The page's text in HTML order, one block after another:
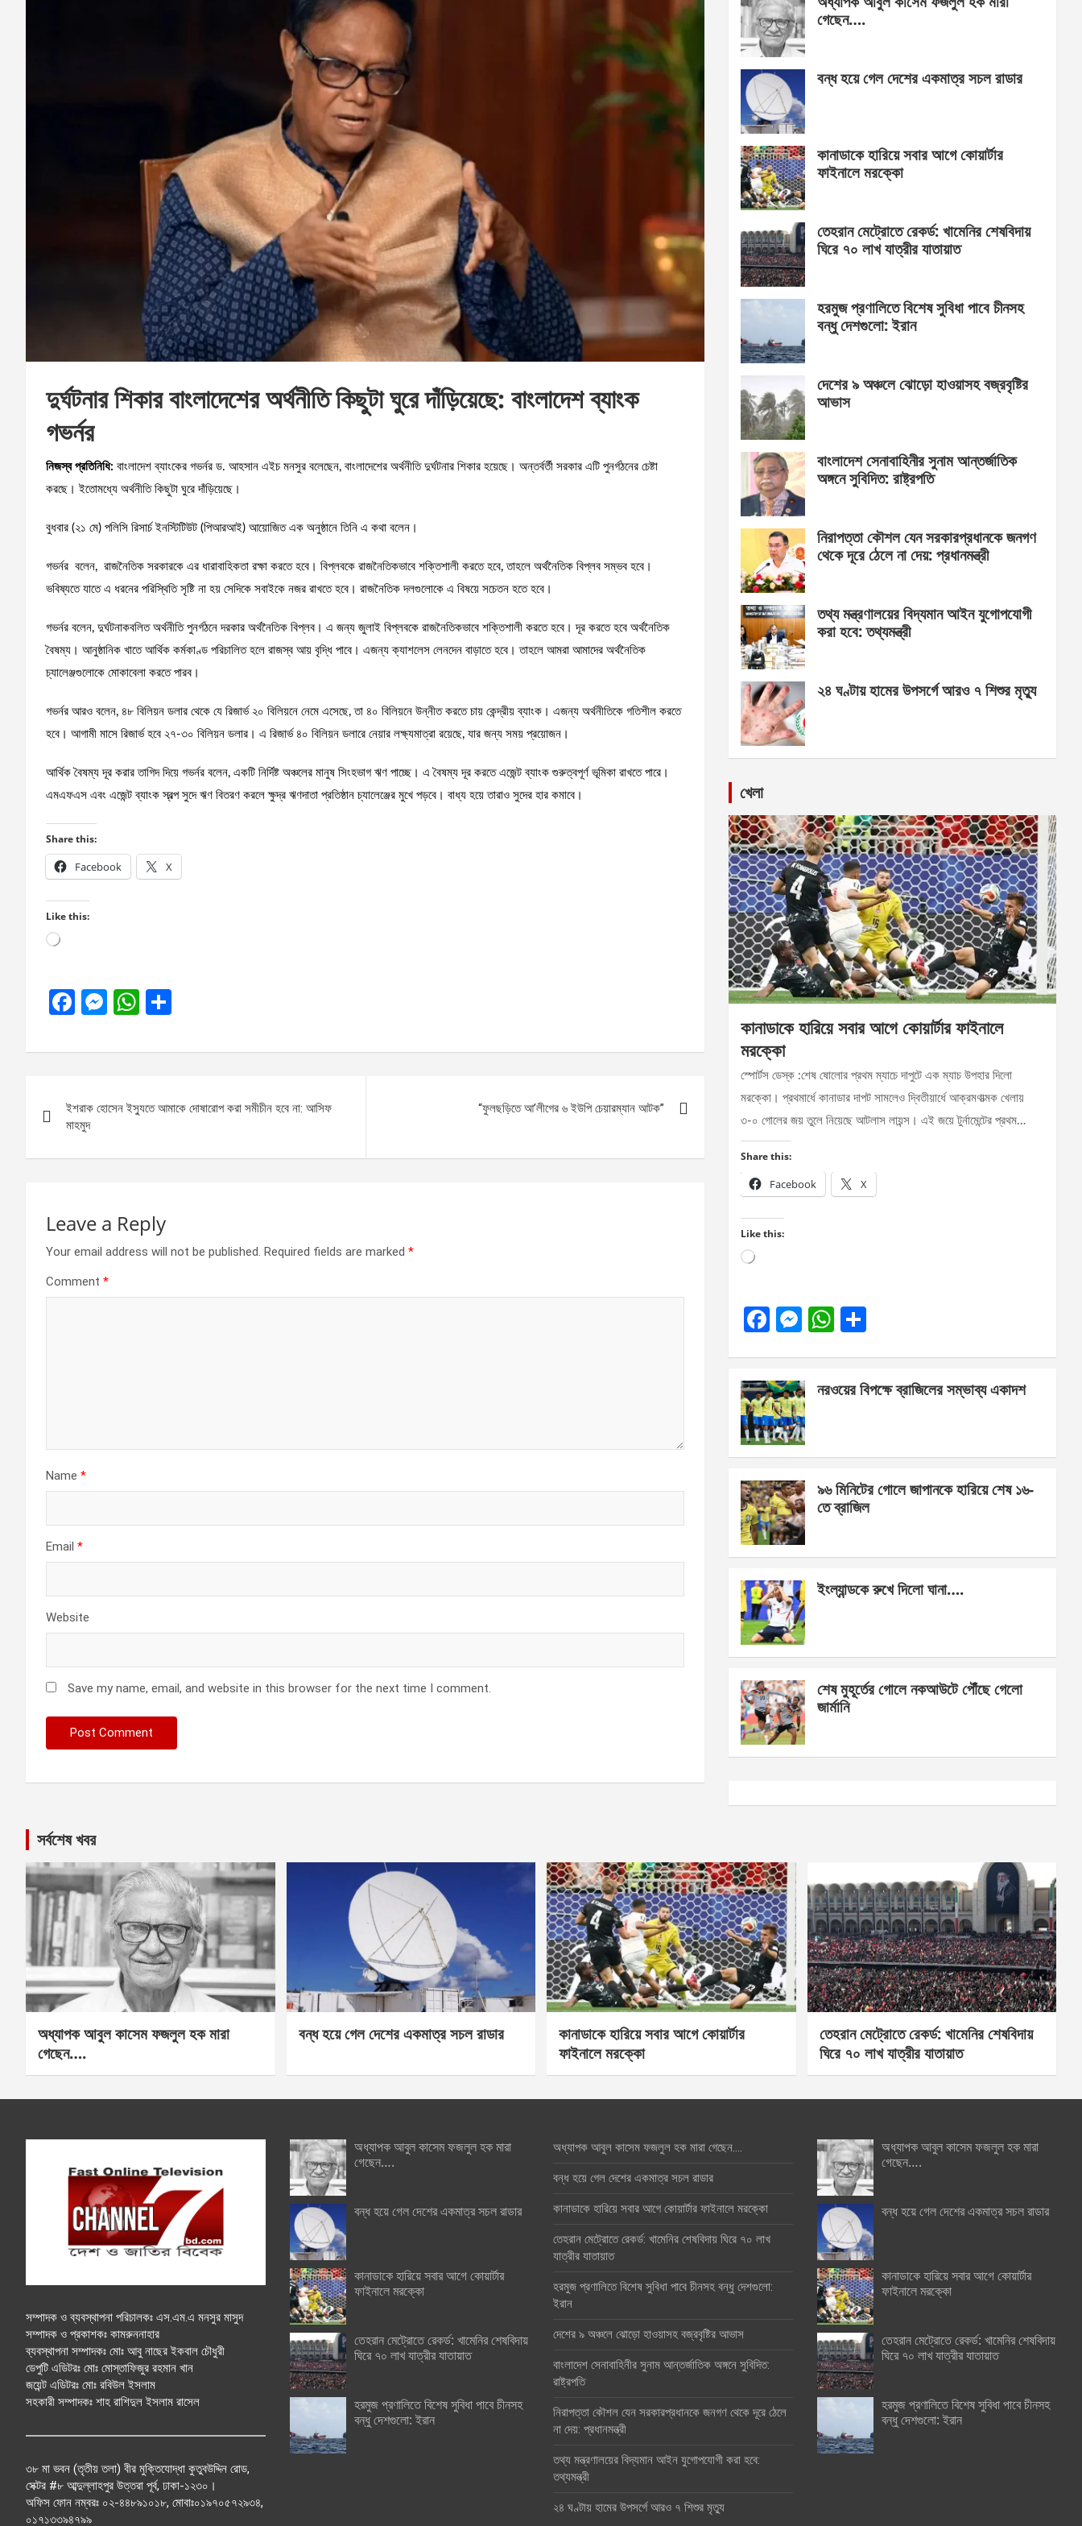
দুর্ঘটনার শিকার বাংলাদেশের অর্থনীতি কিছুটা ঘুরে দাঁড়িয়েছে: বাংলাদেশ ব্যাংক
গভর্নর
নিজস্ব প্রতিনিধি: বাংলাদেশ ব্যাংকের গভর্নর ড. আহসান এইচ মনসুর বলেছেন, বাংলাদেশের অর্থনীতি দুর্ঘটনার শিকার হয়েছে। অন্তর্বর্তী সরকার এটি পুনর্গঠনের চেষ্টা
করছে। ইতোমধ্যে অর্থনীতি কিছুটা ঘুরে দাঁড়িয়েছে।
বুধবার (২১ মে) পলিসি রিসার্চ ইনস্টিটিউট (পিআরআই) আয়োজিত এক অনুষ্ঠানে তিনি এ কথা বলেন।
গভর্নর বলেন, রাজনৈতিক সরকারকে এর ধারাবাহিকতা রক্ষা করতে হবে। বিপ্লবকে রাজনৈতিকভাবে শক্তিশালী করতে হবে, তাহলে অর্থনৈতিক বিপ্লব সম্ভব হবে।
ভবিষ্যতে যাতে এ ধরনের পরিস্থিতি সৃষ্টি না হয় সেদিকে সবাইকে নজর রাখতে হবে। রাজনৈতিক দলগুলোকে এ বিষয়ে সচেতন হতে হবে।
গভর্নর বলেন, দুর্ঘটনাকবলিত অর্থনীতি পুনর্গঠনে দরকার অর্থনৈতিক বিপ্লব। এ জন্য জুলাই বিপ্লবকে রাজনৈতিকভাবে শক্তিশালী করতে হবে। দূর করতে হবে অর্থনৈতিক
বৈষম্য। আনুষ্ঠানিক খাতে আর্থিক কর্মকাণ্ড পরিচালিত হলে রাজস্ব আয় বৃদ্ধি পাবে। এজন্য ক্যাশলেস লেনদেন বাড়াতে হবে। তাহলে আমরা আমাদের অর্থনৈতিক
চ্যালেঞ্জগুলোকে মোকাবেলা করতে পারব।
গভর্নর আরও বলেন, ৪৮ বিলিয়ন ডলার থেকে যে রিজার্ভ ২০ বিলিয়নে নেমে এসেছে, তা ৪০ বিলিয়নে উন্নীত করতে চায় কেন্দ্রীয় ব্যাংক। এজন্য অর্থনীতিকে গতিশীল করতে
হবে। আগামী মাসে রিজার্ভ হবে ২৭-৩০ বিলিয়ন ডলার। এ রিজার্ভ ৪০ বিলিয়ন ডলারে নেয়ার লক্ষ্যমাত্রা রয়েছে, যার জন্য সময় প্রয়োজন।
আর্থিক বৈষম্য দূর করার তাগিদ দিয়ে গভর্নর বলেন, একটি নির্দিষ্ট অঞ্চলের মানুষ সিংহভাগ ঋণ পাচ্ছে। এ বৈষম্য দূর করতে এজেন্ট ব্যাংক গুরুত্বপূর্ণ ভূমিকা রাখতে পারে।
এমএফএস এবং এজেন্ট ব্যাংক স্বল্প সুদে ঋণ বিতরণ করলে ক্ষুদ্র ঋণদাতা প্রতিষ্ঠান চ্যালেঞ্জের মুখে পড়বে। বাধ্য হয়ে তারাও সুদের হার কমাবে।
Share this:
Facebook X
Like this:
Loading…
F
ce
o
o
k
M
se
g
W
at
A
p
ar
navigation
ইশরাক হোসেন ইস্যুতে আমাকে দোষারোপ করা সমীচীন হবে না: আসিফ
মাহমুদ
“ফুলছড়িতে আ’লীগের ৬ ইউপি চেয়ারম্যান আটক”
Leave a Reply
Your email address will not be published. Required fields are marked *
Comment *
Name *
Email *
Website
Save my name, email, and website in this browser for the next time I comment.
গেছেন….
বন্ধ হয়ে গেল দেশের একমাত্র সচল রাডার
কানাডাকে হারিয়ে সবার আগে কোয়ার্টার
ফাইনালে মরক্কো
তেহরান মেট্রোতে রেকর্ড: খামেনির শেষবিদায়
ঘিরে ৭০ লাখ যাত্রীর যাতায়াত
হরমুজ প্রণালিতে বিশেষ সুবিধা পাবে চীনসহ
বন্ধু দেশগুলো: ইরান
দেশের ৯ অঞ্চলে ঝোড়ো হাওয়াসহ বজ্রবৃষ্টির
আভাস
বাংলাদেশ সেনাবাহিনীর সুনাম আন্তর্জাতিক
অঙ্গনে সুবিদিত: রাষ্ট্রপতি
নিরাপত্তা কৌশল যেন সরকারপ্রধানকে জনগণ
থেকে দূরে ঠেলে না দেয়: প্রধানমন্ত্রী
তথ্য মন্ত্রণালয়ের বিদ্যমান আইন যুগোপযোগী
করা হবে: তথ্যমন্ত্রী
২৪ ঘণ্টায় হামের উপসর্গে আরও ৭ শিশুর মৃত্যু
খেলা
কানাডাকে হারিয়ে সবার আগে কোয়ার্টার ফাইনালে
মরক্কো
স্পোর্টস ডেস্ক :শেষ ষোলোর প্রথম ম্যাচে দাপুটে এক ম্যাচ উপহার দিলো
মরক্কো। প্রথমার্ধে কানাডার দাপট সামলেও দ্বিতীয়ার্ধে আক্রমণাত্মক খেলায়
৩-০ গোলের জয় তুলে নিয়েছে আটলাস লায়ন্স। এই জয়ে টুর্নামেন্টের প্রথম…
Share this:
Facebook X
Like this:
Loading…
F
b
o
o
k
M
n
g
er
W
s
p
e
নরওয়ের বিপক্ষে ব্রাজিলের সম্ভাব্য একাদশ
৯৬ মিনিটের গোলে জাপানকে হারিয়ে শেষ ১৬-
তে ব্রাজিল
ইংল্যান্ডকে রুখে দিলো ঘানা….
শেষ মুহূর্তের গোলে নকআউটে পৌঁছে গেলো
জার্মানি
সর্বশেষ খবর
অধ্যাপক আবুল কাসেম ফজলুল হক মারা
গেছেন….
বন্ধ হয়ে গেল দেশের একমাত্র সচল রাডার
কানাডাকে হারিয়ে সবার আগে কোয়ার্টার
ফাইনালে মরক্কো
তেহরান মেট্রোতে রেকর্ড: খামেনির শেষবিদায়
ঘিরে ৭০ লাখ যাত্রীর যাতায়াত
সম্পাদক ও ব্যবস্থাপনা পরিচালকঃ এস.এম.এ মনসুর মাসুদ
সম্পাদক ও প্রকাশকঃ কামরুননাহার
ব্যবস্থাপনা সম্পাদকঃ মোঃ আবু নাছের ইকবাল চৌধুরী
ডেপুটি এডিটরঃ মোঃ মোস্তাফিজুর রহমান খান
জয়েন্ট এডিটরঃ মোঃ রবিউল ইসলাম
সহকারী সম্পাদকঃ শাহ রাশিদুল ইসলাম রাসেল
৩৮ মা ভবন (তৃতীয় তলা) বীর মুক্তিযোদ্ধা কুতুবউদ্দিন রোড,
সেক্টর #৮ আব্দুল্লাহপুর উত্তরা পূর্ব, ঢাকা-১২৩০।
অফিস ফোন নম্বরঃ ০২-৪৪৮৯১০১৮, মোবাঃ০১৯৭০৫৭২৯৩৪,
০১৭১৩৩৯৪৭৯৯
অধ্যাপক আবুল কাসেম ফজলুল হক মারা
গেছেন….
বন্ধ হয়ে গেল দেশের একমাত্র সচল রাডার
কানাডাকে হারিয়ে সবার আগে কোয়ার্টার
ফাইনালে মরক্কো
তেহরান মেট্রোতে রেকর্ড: খামেনির শেষবিদায়
ঘিরে ৭০ লাখ যাত্রীর যাতায়াত
হরমুজ প্রণালিতে বিশেষ সুবিধা পাবে চীনসহ
বন্ধু দেশগুলো: ইরান
অধ্যাপক আবুল কাসেম ফজলুল হক মারা গেছেন….
বন্ধ হয়ে গেল দেশের একমাত্র সচল রাডার
কানাডাকে হারিয়ে সবার আগে কোয়ার্টার ফাইনালে মরক্কো
তেহরান মেট্রোতে রেকর্ড: খামেনির শেষবিদায় ঘিরে ৭০ লাখ
যাত্রীর যাতায়াত
হরমুজ প্রণালিতে বিশেষ সুবিধা পাবে চীনসহ বন্ধু দেশগুলো:
ইরান
দেশের ৯ অঞ্চলে ঝোড়ো হাওয়াসহ বজ্রবৃষ্টির আভাস
বাংলাদেশ সেনাবাহিনীর সুনাম আন্তর্জাতিক অঙ্গনে সুবিদিত:
রাষ্ট্রপতি
নিরাপত্তা কৌশল যেন সরকারপ্রধানকে জনগণ থেকে দূরে ঠেলে
না দেয়: প্রধানমন্ত্রী
তথ্য মন্ত্রণালয়ের বিদ্যমান আইন যুগোপযোগী করা হবে:
তথ্যমন্ত্রী
২৪ ঘণ্টায় হামের উপসর্গে আরও ৭ শিশুর মৃত্যু
অধ্যাপক আবুল কাসেম ফজলুল হক মারা
গেছেন….
বন্ধ হয়ে গেল দেশের একমাত্র সচল রাডার
কানাডাকে হারিয়ে সবার আগে কোয়ার্টার
ফাইনালে মরক্কো
তেহরান মেট্রোতে রেকর্ড: খামেনির শেষবিদায়
ঘিরে ৭০ লাখ যাত্রীর যাতায়াত
হরমুজ প্রণালিতে বিশেষ সুবিধা পাবে চীনসহ
বন্ধু দেশগুলো: ইরান